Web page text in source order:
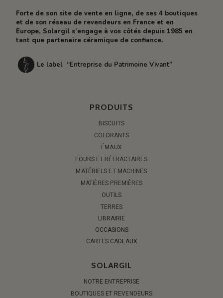
Forte de son site de vente en ligne, de ses 4 boutiques
et de son réseau de revendeurs en France et en
Europe, Solargil s’engage à vos côtés depuis 1985 en
tant que partenaire céramique de confiance.
Le label “Entreprise du Patrimoine Vivant”
PRODUITS
BISCUITS
COLORANTS
ÉMAUX
FOURS ET RÉFRACTAIRES
MATÉRIELS ET MACHINES
MATIÈRES PREMIÈRES
OUTILS
TERRES
LIBRAIRIE
OCCASIONS
CARTES CADEAUX
SOLARGIL
NOTRE ENTREPRISE
BOUTIQUES ET REVENDEURS